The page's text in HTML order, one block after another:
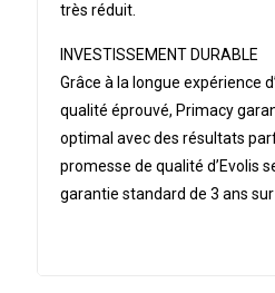
très réduit.
INVESTISSEMENT DURABLE
Grâce à la longue expérience
qualité éprouvé, Primacy
optimal avec des résultats
promesse de qualité d’Evolis
garantie standard de 3 ans sur